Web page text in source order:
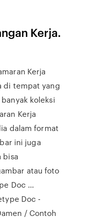
Kerja.
Kerja
di tempat yang
koleksi
Kerja
dalam format
ini juga
bisa
atau foto
Doc …
Doc -
/ Contoh